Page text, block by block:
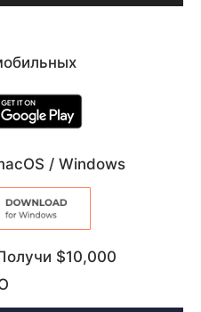
/ Windows
$10,000